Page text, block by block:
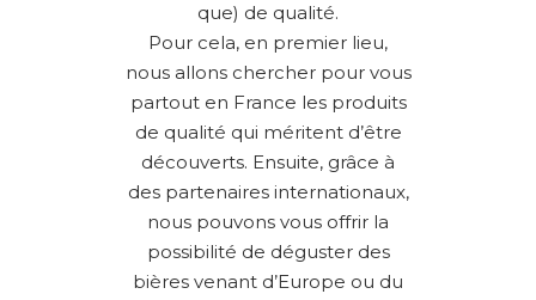
que) de qualité.
Pour cela, en premier lieu,
nous allons chercher pour vous
partout en France les produits
de qualité qui méritent d’être
découverts. Ensuite, grâce à
des partenaires internationaux,
nous pouvons vous offrir la
possibilité de déguster des
bières venant d’Europe ou du